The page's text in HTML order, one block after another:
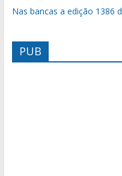
Nas bancas a edição 1386
PUB